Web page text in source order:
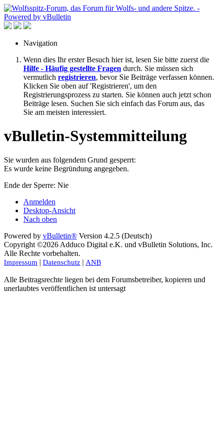
Navigation
Wenn dies Ihr erster Besuch hier ist, lesen Sie bitte zuerst die
Hilfe - Häufig gestellte Fragen durch. Sie müssen sich
vermutlich registrieren, bevor Sie Beiträge verfassen können.
Klicken Sie oben auf 'Registrieren', um den
Registrierungsprozess zu starten. Sie können auch jetzt schon
Beiträge lesen. Suchen Sie sich einfach das Forum aus, das
Sie am meisten interessiert.
vBulletin-Systemmitteilung
Sie wurden aus folgendem Grund gesperrt:
Es wurde keine Begründung angegeben.
Ende der Sperre: Nie
Anmelden
Desktop-Ansicht
Nach oben
Powered by vBulletin® Version 4.2.5 (Deutsch)
Copyright ©2026 Adduco Digital e.K. und vBulletin Solutions, Inc.
Alle Rechte vorbehalten.
Impressum | Datenschutz | ANB
Alle Beitragsrechte liegen bei dem Forumsbetreiber, kopieren und
unerlaubtes veröffentlichen ist untersagt